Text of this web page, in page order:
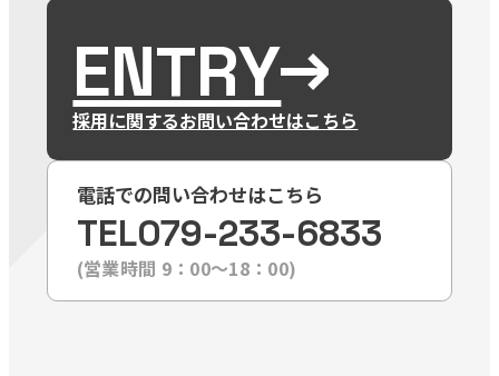
ENTRY
採用に関するお問い合わせはこちら
電話での問い合わせはこちら
TEL079-233-6833
(営業時間 9：00〜18：00)